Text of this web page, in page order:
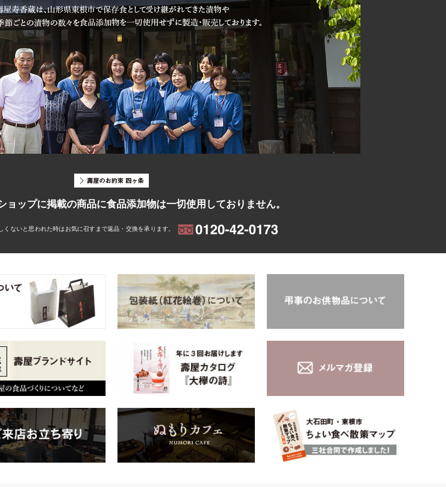
ョップに掲載の商品に食品添加物は一切使用しておりません。
くないと思われた時はお気に召すまで返品・交換を承ります。